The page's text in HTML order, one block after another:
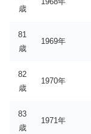
歳
81
歳
1969年
82
歳
1970年
83
歳
1971年